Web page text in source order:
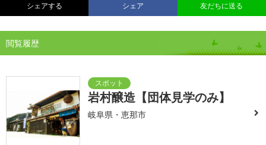
シェアする シェア 友だちに送る
閲覧履歴
岩村醸造【団体見学のみ】
岐阜県・恵那市